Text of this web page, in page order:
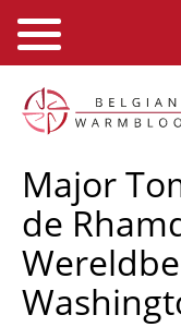
Aller
principal
navigatie
Webshop
Major
de